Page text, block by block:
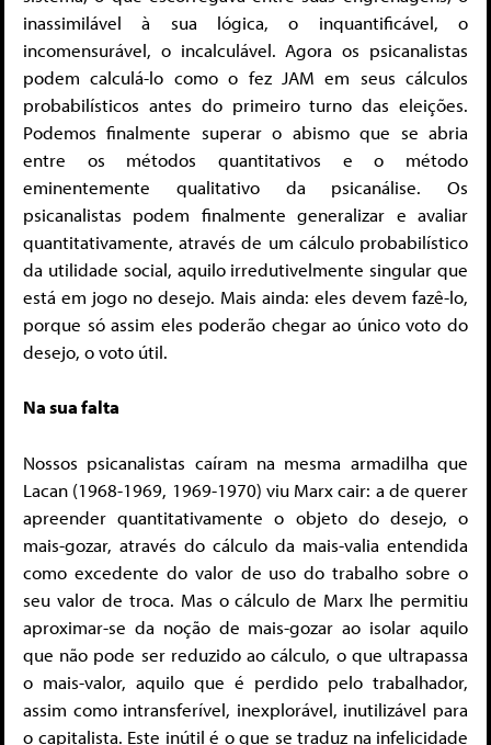
inassimilável à sua lógica, o inquantificável, o
incomensurável, o incalculável. Agora os psicanalistas
podem calculá-lo como o fez JAM em seus cálculos
probabilísticos antes do primeiro turno das eleições.
Podemos finalmente superar o abismo que se abria
entre os métodos quantitativos e o método
eminentemente qualitativo da psicanálise. Os
psicanalistas podem finalmente generalizar e avaliar
quantitativamente, através de um cálculo probabilístico
da utilidade social, aquilo irredutivelmente singular que
está em jogo no desejo. Mais ainda: eles devem fazê-lo,
porque só assim eles poderão chegar ao único voto do
desejo, o voto útil.
Na sua falta
Nossos psicanalistas caíram na mesma armadilha que
Lacan (1968-1969, 1969-1970) viu Marx cair: a de querer
apreender quantitativamente o objeto do desejo, o
mais-gozar, através do cálculo da mais-valia entendida
como excedente do valor de uso do trabalho sobre o
seu valor de troca. Mas o cálculo de Marx lhe permitiu
aproximar-se da noção de mais-gozar ao isolar aquilo
que não pode ser reduzido ao cálculo, o que ultrapassa
o mais-valor, aquilo que é perdido pelo trabalhador,
assim como intransferível, inexplorável, inutilizável para
o capitalista. Este inútil é o que se traduz na infelicidade